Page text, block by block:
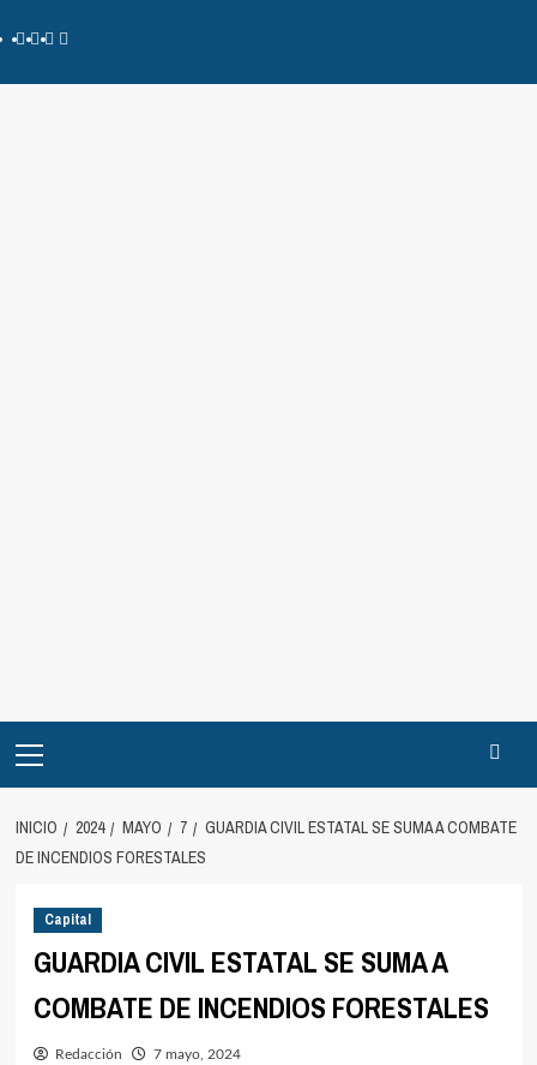
INICIO 2024 MAYO 7
GUARDIA CIVIL ESTATAL SE SUMA A COMBATE
DE INCENDIOS FORESTALES
Capital
GUARDIA CIVIL ESTATAL SE SUMA A
COMBATE DE INCENDIOS FORESTALES
Redacción 7 mayo, 2024